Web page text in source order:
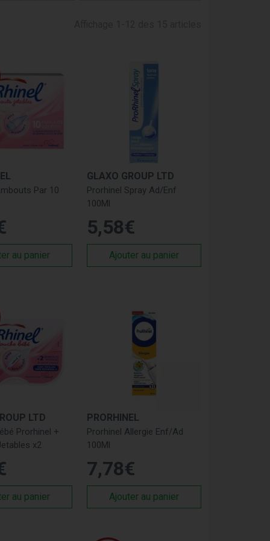
offre une gamme de produits efficaces
plus jeunes pour nettoyer et hydrater les
chez les adultes et favoriser une
ponctuelle et pour emporter partout.
un soulagement rapide et efficace de la
les nourrissons.
sans conservateurs.
et les agents pathogènes.
un confort nasal optimal.
les allergies ou les infections
:
Par 10
au panier
GLAXO GROUP LTD
Prorhinel Spray Ad/Enf
100Ml
5,58€
Ajouter au panier
LTD
Prorhinel +
x2
au panier
PRORHINEL
Prorhinel Allergie Enf/Ad
100Ml
7,78€
Ajouter au panier